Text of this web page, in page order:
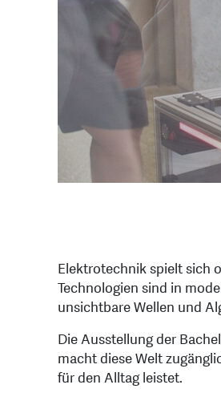
Elektrotechnik spielt sich
Technologien sind in
unsichtbare Wellen und
Die Ausstellung der
macht diese Welt
für den Alltag leistet.